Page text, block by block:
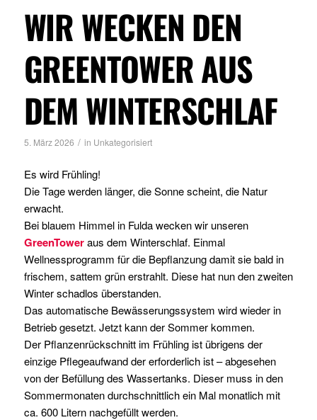
WIR WECKEN DEN
GREENTOWER AUS
DEM WINTERSCHLAF
5. März 2026 / in Unkategorisiert
Es wird Frühling!
Die Tage werden länger, die Sonne scheint, die Natur
erwacht.
Bei blauem Himmel in Fulda wecken wir unseren
GreenToweraus dem Winterschlaf. Einmal
Wellnessprogramm für die Bepflanzung damit sie bald in
frischem, sattem grün erstrahlt. Diese hat nun den zweiten
Winter schadlos überstanden.
Das automatische Bewässerungssystem wird wieder in
Betrieb gesetzt. Jetzt kann der Sommer kommen.
Der Pflanzenrückschnitt im Frühling ist übrigens der
einzige Pflegeaufwand der erforderlich ist – abgesehen
von der Befüllung des Wassertanks. Dieser muss in den
Sommermonaten durchschnittlich ein Mal monatlich mit
ca. 600 Litern nachgefüllt werden.